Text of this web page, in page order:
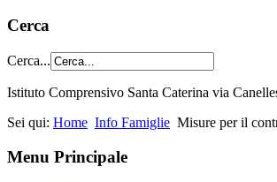
Cerca
Cerca...
Istituto Comprensivo Santa Caterina via
Sei qui: Home Info Famiglie Misure per il
Menu Principale